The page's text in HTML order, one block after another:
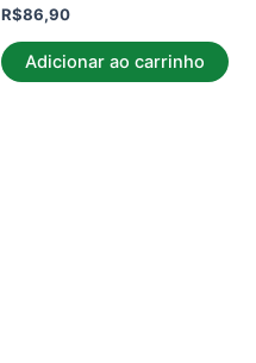
R$86,90
Adicionar ao carrinho